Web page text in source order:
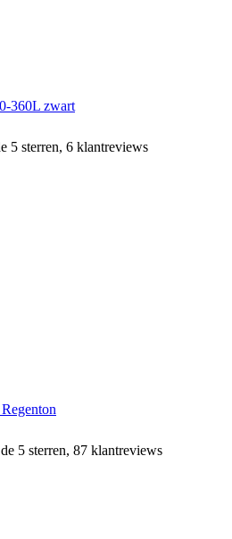
360L zwart
5 sterren, 6 klantreviews
5 sterren, 87 klantreviews